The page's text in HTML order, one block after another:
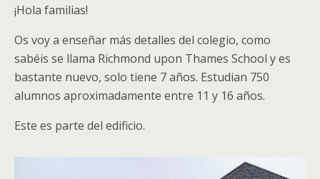
¡Hola familias!
Os voy a enseñar más detalles del colegio, como
sabéis se llama Richmond upon Thames School y es
bastante nuevo, solo tiene 7 años. Estudian 750
alumnos aproximadamente entre 11 y 16 años.
Este es parte del edificio.